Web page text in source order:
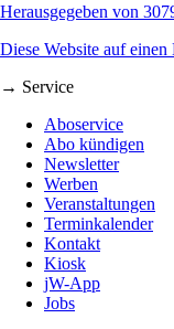
Herausgegeben von
Diese Website auf
→ Service
Aboservice
Abo kündigen
Newsletter
Werben
Veranstaltungen
Terminkalender
Kontakt
Kiosk
jW-App
Jobs